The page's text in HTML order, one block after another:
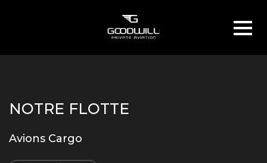
NOTRE FLOTTE
Avions Cargo